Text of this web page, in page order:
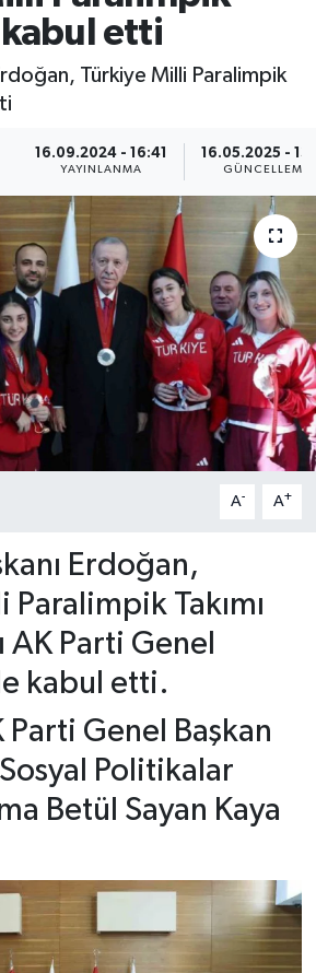
kabul etti
Türkiye Milli Paralimpik
16.09.2024 - 16:41
YAYINLANMA
16.05.2025 -
GÜNCELLEME
A- A+
Erdoğan,
Takımı
AK Parti Genel
kabul etti.
Parti Genel Başkan
Sosyal Politikalar
Betül Sayan Kaya